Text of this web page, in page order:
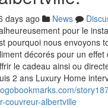
days ago News
pour le
pourquoi nous envoyons
décorés pour un effet
le cadeau ainsi ou
2 ans Luxury Home
couvreur-albertville